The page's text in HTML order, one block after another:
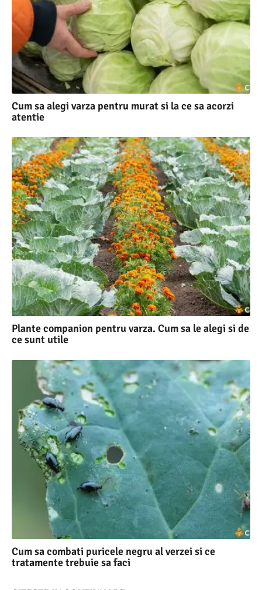
Cum sa alegi varza pentru murat si la ce sa acorzi
atentie
Plante companion pentru varza. Cum sa le alegi si de
ce sunt utile
Cum sa combati puricele negru al verzei si ce
tratamente trebuie sa faci